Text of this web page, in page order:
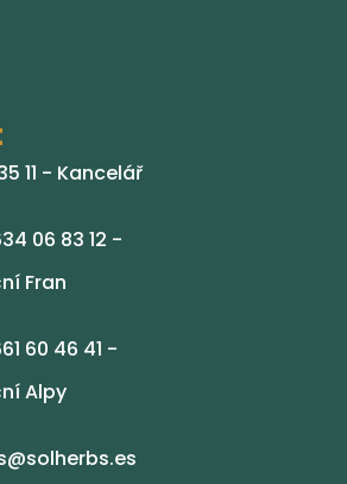
11 - Kancelář
06 83 12 -
Fran
60 46 41 -
Alpy